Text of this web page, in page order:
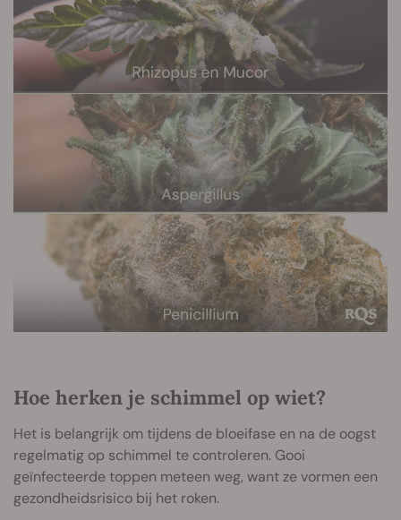
Hoe herken je schimmel op wiet?
Het is belangrijk om tijdens de bloeifase en na de oogst
regelmatig op schimmel te controleren. Gooi
geïnfecteerde toppen meteen weg, want ze vormen een
gezondheidsrisico bij het roken.